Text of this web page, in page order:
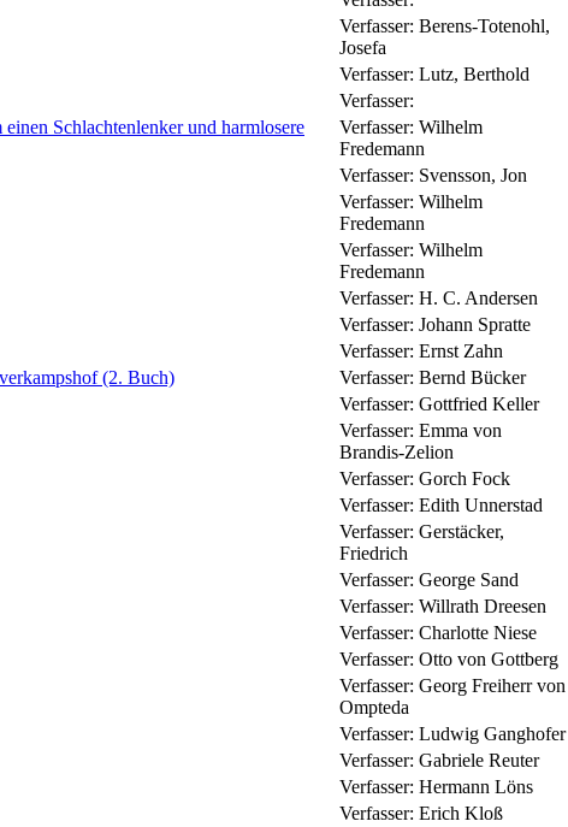
Verfasser: Berens-Totenohl,
Josefa
Verfasser: Lutz, Berthold
Verfasser:
Schlachtenlenker und harmlosere
Verfasser: Wilhelm
Fredemann
Verfasser: Svensson, Jon
Verfasser: Wilhelm
Fredemann
Verfasser: Wilhelm
Fredemann
Verfasser: H. C. Andersen
Verfasser: Johann Spratte
Verfasser: Ernst Zahn
(2. Buch)
Verfasser: Bernd Bücker
Verfasser: Gottfried Keller
Verfasser: Emma von
Brandis-Zelion
Verfasser: Gorch Fock
Verfasser: Edith Unnerstad
Verfasser: Gerstäcker,
Friedrich
Verfasser: George Sand
Verfasser: Willrath Dreesen
Verfasser: Charlotte Niese
Verfasser: Otto von Gottberg
Verfasser: Georg Freiherr von
Ompteda
Verfasser: Ludwig Ganghofer
Verfasser: Gabriele Reuter
Verfasser: Hermann Löns
Verfasser: Erich Kloß